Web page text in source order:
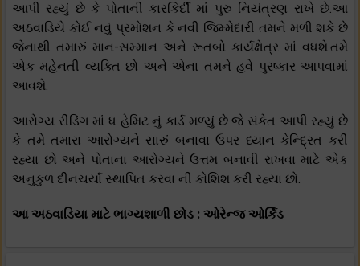
આપી રહ્યું છે કે પોતાની કારકિર્દી માં પુરુ નિયંત્રણ રાખે છે.આ
અઠવાડિયે કોઈ નવું પ્રમોશન કે નવી જિમ્મેદારી તમને મળી શકે છે
જેનાથી તમારું માન-સમ્માન અને રૂતબો કાર્યક્ષેત્ર માં વધશે.તમે
એક મહેનતી વ્યક્તિ છો અને એના તમને હવે પુરષ્કાર આપવામાં
આવશે.
આરોગ્ય રીડિંગ માં ધ હેમિટ નું કાર્ડ મળ્યું છે જે સંકેત આપી રહ્યું છે
કે તમે તમારા આરોગ્યને સારું બનાવા ઉપર ધ્યાન કેન્દ્રિત કરી
રહ્યા છો અને પોતાના આરોગ્યને ઉત્તમ બનાવી રાખવા માટે એક
અનુકુળ દીનચર્યા સ્થાપિત કરવા ની કોશિશ કરી રહ્યા છો.
આ અઠવાડિયા માટે ભાગ્યશાળી છોડ : ઓરેન્જ ઓર્કિડ